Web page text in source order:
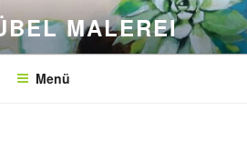
MALEREI
Menü